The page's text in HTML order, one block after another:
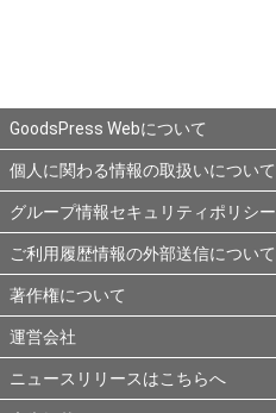
GoodsPress Webについて
個人に関わる情報の取扱いについて
グループ情報セキュリティポリシー
ご利用履歴情報の外部送信について
著作権について
運営会社
ニュースリリースはこちらへ